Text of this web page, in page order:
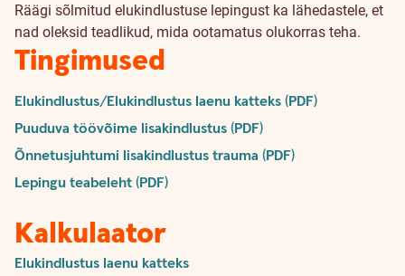
Räägi sõlmitud elukindlustuse lepingust ka lähedastele, et
nad oleksid teadlikud, mida ootamatus olukorras teha.
Tingimused
Elukindlustus/Elukindlustus laenu katteks (PDF)
Puuduva töövõime lisakindlustus (PDF)
Õnnetusjuhtumi lisakindlustus trauma (PDF)
Lepingu teabeleht (PDF)
Kalkulaator
Elukindlustus laenu katteks